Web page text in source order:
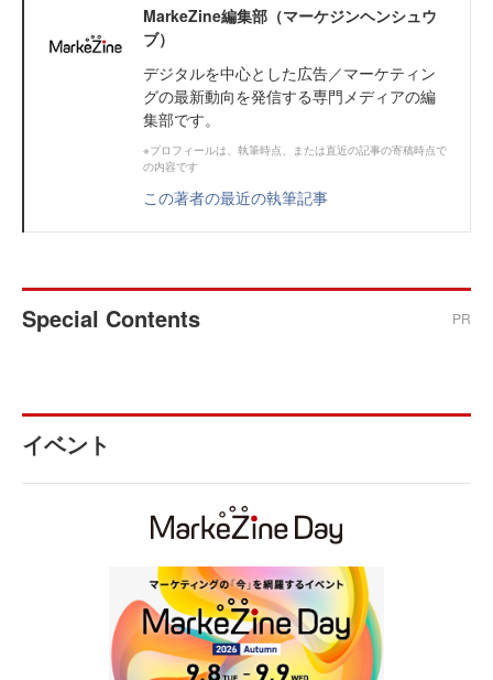
MarkeZine編集部（マーケジンヘンシュウ
ブ）
デジタルを中心とした広告／マーケティン
グの最新動向を発信する専門メディアの編
集部です。
※プロフィールは、執筆時点、または直近の記事の寄稿時点で
の内容です
この著者の最近の執筆記事
Special Contents PR
イベント